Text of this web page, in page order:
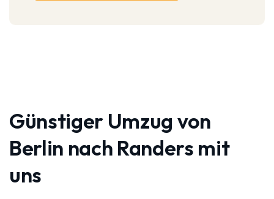
Günstiger Umzug von
Berlin nach Randers mit
uns